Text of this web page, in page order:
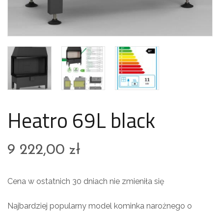
Heatro 69L black
9 222,00 zł
Cena w ostatnich 30 dniach nie zmieniła się
Najbardziej popularny model kominka narożnego o